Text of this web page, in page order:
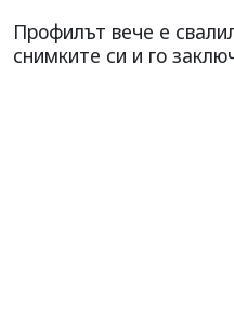
Профилът вече е
снимките си и го